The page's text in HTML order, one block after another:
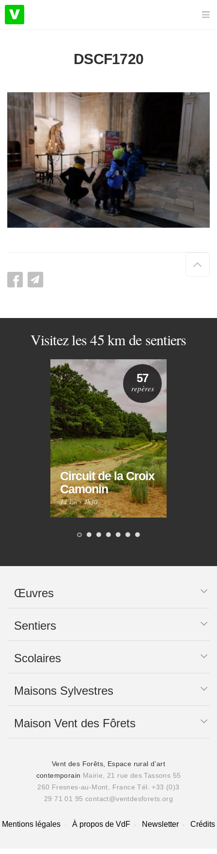
DSCF1720
de
Visitez les 45 km de sentiers
Circuit de la Croix
Camonin
14 km·4h30
57
repères
Œuvres
Sentiers
Scolaires
Maisons Sylvestres
Maison Vent des Fôrets
Vent des Forêts, Espace rural d’art
contemporain Mairie, 21 rue des Tassons 55
260 Fresnes-au-Mont, France Tél. +33 (0)3
29 71 01 95 contact@ventdesforets.org
Mentions légales À propos de VdF Newsletter Crédits